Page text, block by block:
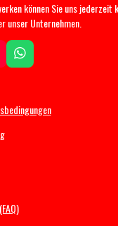
können Sie uns
unser Unternehmen.
W
h
s